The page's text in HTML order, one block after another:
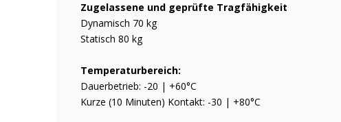
Zugelassene und geprüfte Tragfähigkeit
Dynamisch 70 kg
Statisch 80 kg
Temperaturbereich:
Dauerbetrieb: -20 | +60°C
Kurze (10 Minuten) Kontakt: -30 | +80°C